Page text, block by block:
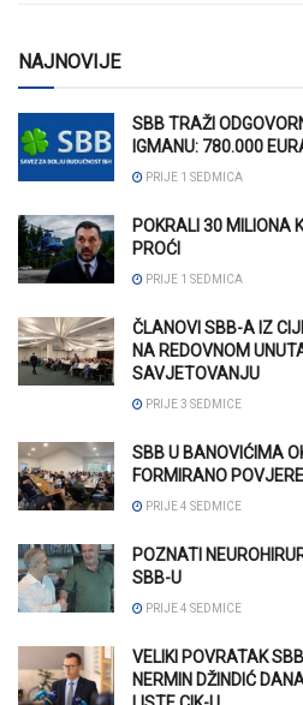
NAJNOVIJE
SBB TRAŽI
IGMANU: 780.000
PRIJE 1 SEDMICA
POKRALI 30 MILIONA
PROĆI
PRIJE 1 SEDMICA
ČLANOVI SBB-A IZ
NA REDOVNOM
SAVJETOVANJU
PRIJE 3 SEDMICE
SBB U BANOVIĆIMA
FORMIRANO
PRIJE 4 SEDMICE
POZNATI
SBB-U
PRIJE 4 SEDMICE
VELIKI POVRATAK
NERMIN DŽINDIĆ